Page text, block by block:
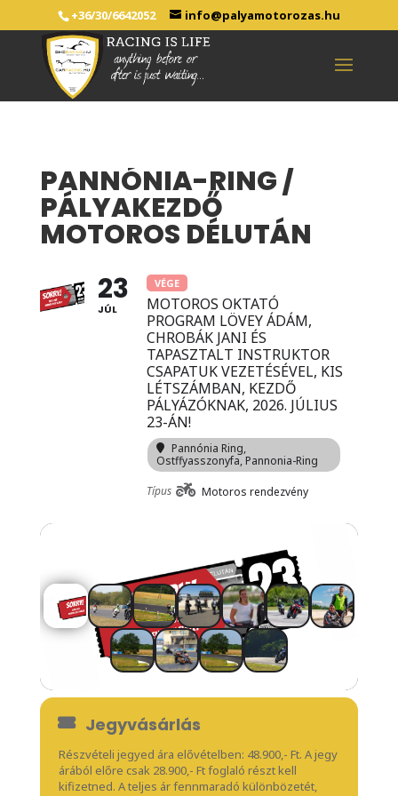
+36/30/6642052 info@palyamotorozas.hu
PANNÓNIA-RING /
PÁLYAKEZDŐ
MOTOROS DÉLUTÁN
23
JÚL
VÉGE
MOTOROS OKTATÓ
PROGRAM LÖVEY ÁDÁM,
CHROBÁK JANI ÉS
TAPASZTALT INSTRUKTOR
CSAPATUK VEZETÉSÉVEL, KIS
LÉTSZÁMBAN, KEZDŐ
PÁLYÁZÓKNAK, 2026. JÚLIUS
23-ÁN!
Pannónia Ring,
Ostffyasszonyfa, Pannonia-Ring
Típus
Motoros rendezvény
Jegyvásárlás
Részvételi jegyed ára elővételben: 48.900,- Ft. A jegy
árából előre csak 28.900,- Ft foglaló részt kell
kifizetned. A teljes ár fennmaradó különbözetét,